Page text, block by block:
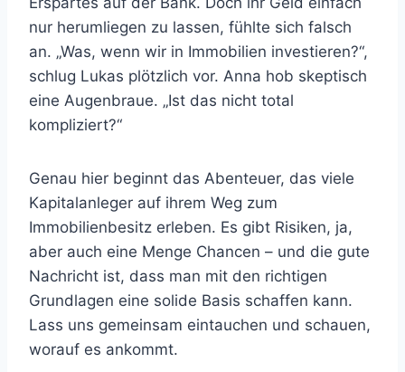
nur herumliegen zu lassen, fühlte sich falsch
an. „Was, wenn wir in Immobilien investieren?“,
schlug Lukas plötzlich vor. Anna hob skeptisch
eine Augenbraue. „Ist das nicht total
kompliziert?“
Genau hier beginnt das Abenteuer, das viele
Kapitalanleger auf ihrem Weg zum
Immobilienbesitz erleben. Es gibt Risiken, ja,
aber auch eine Menge Chancen – und die gute
Nachricht ist, dass man mit den richtigen
Grundlagen eine solide Basis schaffen kann.
Lass uns gemeinsam eintauchen und schauen,
worauf es ankommt.